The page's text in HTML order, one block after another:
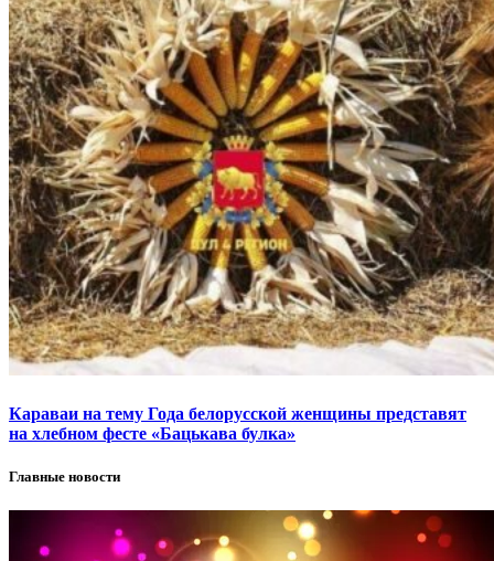
Караваи на тему Года белорусской женщины представят
на хлебном фесте «Бацькава булка»
Главные новости